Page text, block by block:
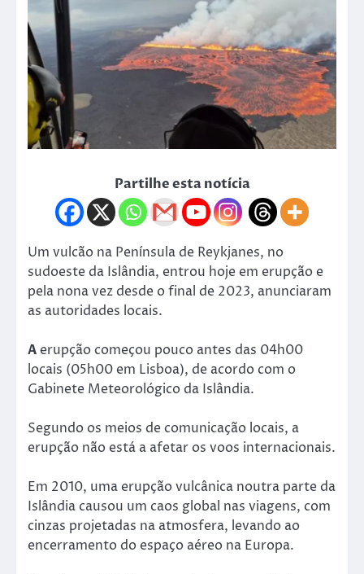
Partilhe esta notícia
Um vulcão na Península de Reykjanes, no
sudoeste da Islândia, entrou hoje em erupção e
pela nona vez desde o final de 2023, anunciaram
as autoridades locais.
A erupção começou pouco antes das 04h00
locais (05h00 em Lisboa), de acordo com o
Gabinete Meteorológico da Islândia.
Segundo os meios de comunicação locais, a
erupção não está a afetar os voos internacionais.
Em 2010, uma erupção vulcânica noutra parte da
Islândia causou um caos global nas viagens, com
cinzas projetadas na atmosfera, levando ao
encerramento do espaço aéreo na Europa.